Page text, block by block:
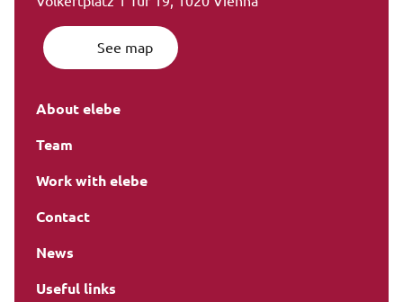
See map
About elebe
Team
Work with elebe
Contact
News
Useful links